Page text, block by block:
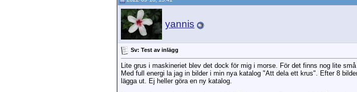
yannis
Sv: Test av inlägg
Lite grus i maskineriet blev det dock för mig i morse. För det finns nog lite
Med full energi la jag in bilder i min nya katalog "Att dela ett krus". Efter 8
lägga ut. Ej heller göra en ny katalog.